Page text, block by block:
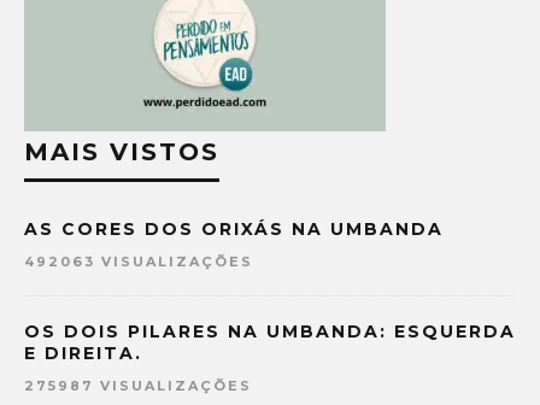
MAIS VISTOS
AS CORES DOS ORIXÁS NA UMBANDA
492063 VISUALIZAÇÕES
OS DOIS PILARES NA UMBANDA: ESQUERDA
E DIREITA.
275987 VISUALIZAÇÕES